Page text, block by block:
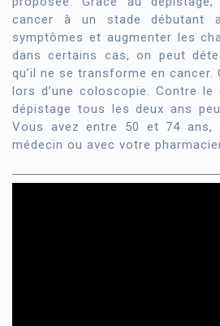
cancer à un stade débutant
symptômes et augmenter les
dans certains cas, on peut
qu’il ne se transforme en cancer.
lors d’une coloscopie. Contre
dépistage tous les deux ans
Vous avez entre 50 et 74 ans,
médecin ou avec votre